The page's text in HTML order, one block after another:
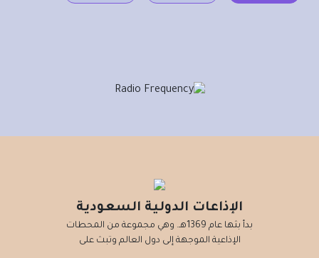
الإذاعات الدولية السعودية
بدأ بثها عام 1369هـ. وهي مجموعة من المحطات
الإذاعية الموجهة إلى دول العالم وتبث على